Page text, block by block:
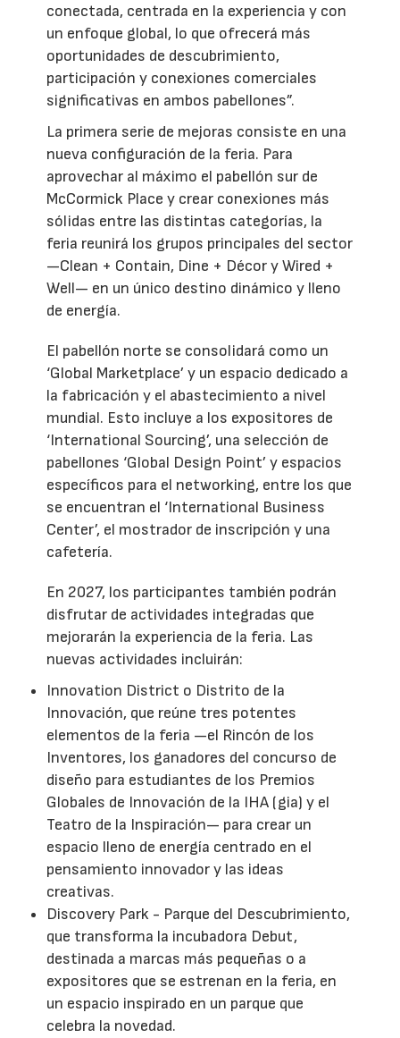
conectada, centrada en la experiencia y con
un enfoque global, lo que ofrecerá más
oportunidades de descubrimiento,
participación y conexiones comerciales
significativas en ambos pabellones”.
La primera serie de mejoras consiste en una
nueva configuración de la feria. Para
aprovechar al máximo el pabellón sur de
McCormick Place y crear conexiones más
sólidas entre las distintas categorías, la
feria reunirá los grupos principales del sector
—Clean + Contain, Dine + Décor y Wired +
Well— en un único destino dinámico y lleno
de energía.
El pabellón norte se consolidará como un
‘Global Marketplace’ y un espacio dedicado a
la fabricación y el abastecimiento a nivel
mundial. Esto incluye a los expositores de
‘International Sourcing’, una selección de
pabellones ‘Global Design Point’ y espacios
específicos para el networking, entre los que
se encuentran el ‘International Business
Center’, el mostrador de inscripción y una
cafetería.
En 2027, los participantes también podrán
disfrutar de actividades integradas que
mejorarán la experiencia de la feria. Las
nuevas actividades incluirán:
Innovation District o Distrito de la
Innovación, que reúne tres potentes
elementos de la feria —el Rincón de los
Inventores, los ganadores del concurso de
diseño para estudiantes de los Premios
Globales de Innovación de la IHA (gia) y el
Teatro de la Inspiración— para crear un
espacio lleno de energía centrado en el
pensamiento innovador y las ideas
creativas.
Discovery Park - Parque del Descubrimiento,
que transforma la incubadora Debut,
destinada a marcas más pequeñas o a
expositores que se estrenan en la feria, en
un espacio inspirado en un parque que
celebra la novedad.